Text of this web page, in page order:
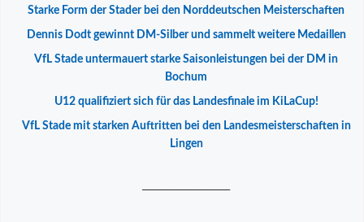
Starke Form der Stader bei den Norddeutschen Meisterschaften
Dennis Dodt gewinnt DM-Silber und sammelt weitere Medaillen
VfL Stade untermauert starke Saisonleistungen bei der DM in
Bochum
U12 qualifiziert sich für das Landesfinale im KiLaCup!
VfL Stade mit starken Auftritten bei den Landesmeisterschaften in
Lingen